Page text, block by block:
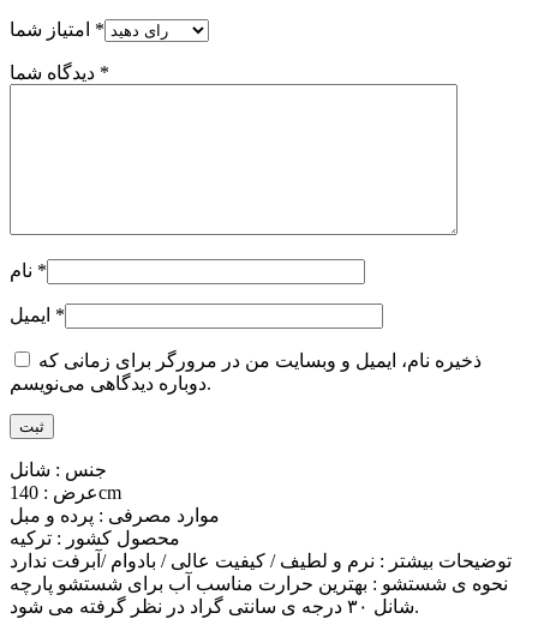
*
*
*
*
ذخیره نام، ایمیل و وبسایت من در مرورگر برای زمانی که
دوباره دیدگاهی می‌نویسم.
جنس : شانل
عرض : 140cm
موارد مصرفی : پرده و مبل
محصول کشور : ترکیه
توضیحات بیشتر : نرم و لطیف / کیفیت عالی / بادوام /آبرفت ندارد
نحوه ی شستشو : بهترین حرارت مناسب آب برای شستشو پارچه
شانل ۳۰ درجه ی سانتی گراد در نظر گرفته می شود.